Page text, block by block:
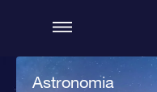
Astronomia